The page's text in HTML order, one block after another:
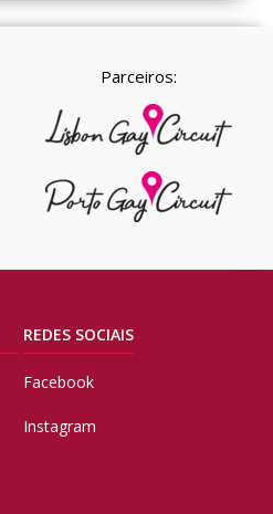
Parceiros:
REDES SOCIAIS
Facebook
Instagram